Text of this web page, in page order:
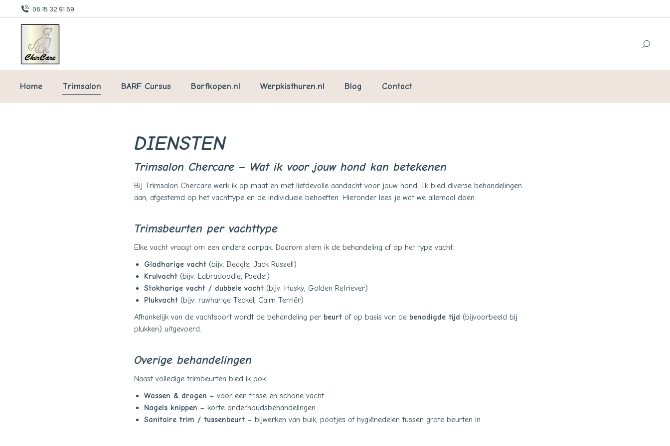
06 15 32 91 69
Home Trimsalon BARF Cursus Barfkopen.nl Werpkisthuren.nl Blog Contact
DIENSTEN
Trimsalon Chercare – Wat ik voor jouw hond kan betekenen
Bij Trimsalon Chercare werk ik op maat en met liefdevolle aandacht voor jouw hond. Ik bied diverse behandelingen
aan, afgestemd op het vachttype en de individuele behoeften. Hieronder lees je wat we allemaal doen.
Trimsbeurten per vachttype
Elke vacht vraagt om een andere aanpak. Daarom stem ik de behandeling af op het type vacht:
Gladharige vacht (bijv. Beagle, Jack Russell)
Krulvacht (bijv. Labradoodle, Poedel)
Stokharige vacht / dubbele vacht (bijv. Husky, Golden Retriever)
Plukvacht (bijv. ruwharige Teckel, Cairn Terriër)
Afhankelijk van de vachtsoort wordt de behandeling per beurt of op basis van de benodigde tijd (bijvoorbeeld bij
plukken) uitgevoerd.
Overige behandelingen
Naast volledige trimbeurten bied ik ook:
Wassen & drogen – voor een frisse en schone vacht
Nagels knippen – korte onderhoudsbehandelingen
Sanitaire trim / tussenbeurt – bijwerken van buik, pootjes of hygiënedelen tussen grote beurten in